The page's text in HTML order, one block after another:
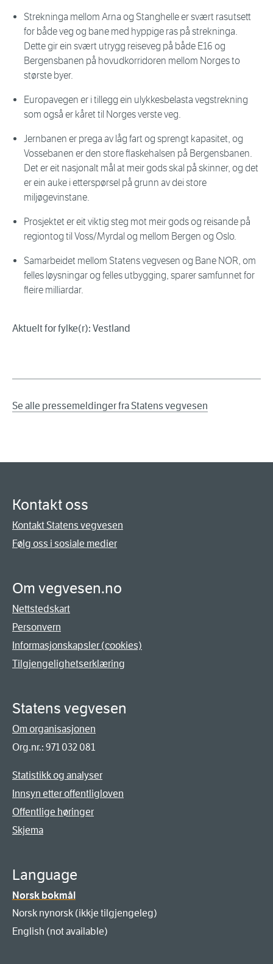
Strekninga mellom Arna og Stanghelle er svært rasutsett
for både veg og bane med hyppige ras på strekninga.
Dette gir ein svært utrygg reiseveg på både E16 og
Bergensbanen på hovudkorridoren mellom Norges to
største byer.
Europavegen er i tillegg ein ulykkesbelasta vegstrekning
som også er kåret til Norges verste veg.
Jernbanen er prega av låg fart og sprengt kapasitet, og
Vossebanen er den store flaskehalsen på Bergensbanen.
Det er eit nasjonalt mål at meir gods skal på skinner, og det
er ein auke i etterspørsel på grunn av dei store
miljøgevinstane.
Prosjektet er eit viktig steg mot meir gods og reisande på
regiontog til Voss/Myrdal og mellom Bergen og Oslo.
Samarbeidet mellom Statens vegvesen og Bane NOR, om
felles løysningar og felles utbygging, sparer samfunnet for
fleire milliardar.
Aktuelt for fylke(r): Vestland
Se alle pressemeldinger fra Statens vegvesen
Kontakt oss
Kontakt Statens vegvesen
Følg oss i sosiale medier
Om vegvesen.no
Nettstedskart
Personvern
Informasjonskapsler (cookies)
Tilgjengelighetserklæring
Statens vegvesen
Om organisasjonen
Org.nr.: 971 032 081
Statistikk og analyser
Innsyn etter offentligloven
Offentlige høringer
Skjema
Language
Norsk bokmål
Norsk nynorsk (ikkje tilgjengeleg)
English (not available)